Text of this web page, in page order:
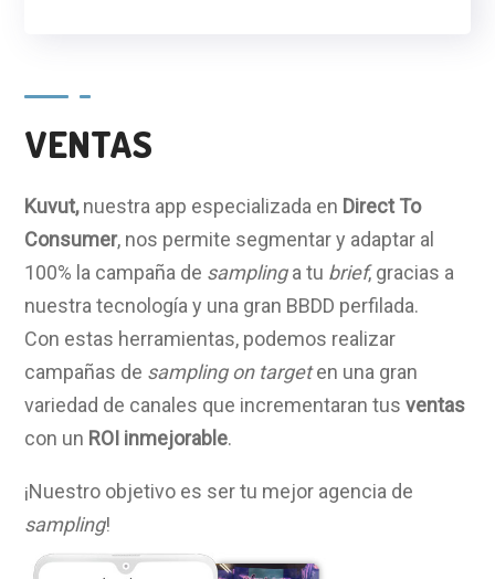
VENTAS
Kuvut,nuestra app especializada en DirectTo
Consumer, nos permite segmentar y adaptar al
100% la campaña de samplinga tu brief, gracias a
nuestra tecnología y una gran BBDD perfilada.
Con estas herramientas, podemos realizar
campañas de sampling ontargeten una gran
variedad de canales que incrementaran tus ventas
con un ROI inmejorable.
¡Nuestro objetivo es ser tu mejor agencia de
sampling!